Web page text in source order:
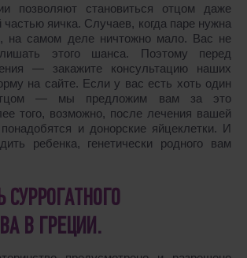
позволяют становиться отцом даже
яичка. Случаев, когда паре нужна
на самом деле ничтожно мало. Вас не
этого шанса. Поэтому перед
― закажите консультацию наших
на сайте. Если у вас есть хоть один
― мы предложим вам за это
того, возможно, после лечения вашей
и донорские яйцеклетки. И
ребенка, генетически родного вам
СУРРОГАТНОГО
В ГРЕЦИИ.